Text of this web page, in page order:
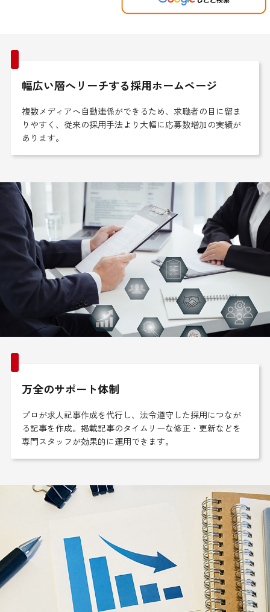
幅広い層へリーチする採用ホームページ
複数メディアへ自動連係ができるため、求職者の目に留ま
りやすく、従来の採用手法より大幅に応募数増加の実績が
あります。
万全のサポート体制
プロが求人記事作成を代行し、法令遵守した採用につなが
る記事を作成。掲載記事のタイムリーな修正・更新などを
専門スタッフが効果的に運用できます。